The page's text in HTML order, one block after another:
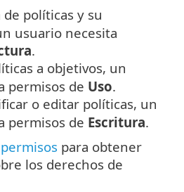
políticas y su
usuario necesita
.
a objetivos, un
permisos de Uso.
o editar políticas, un
permisos de Escritura.
para obtener
los derechos de